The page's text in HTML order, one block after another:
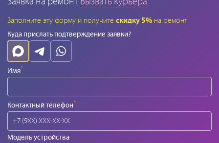
Заполните эту форму и получите скидку 5% на ремонт*
Куда прислать подтверждение заявки?
Имя*
Контактный телефон*
Модель устройства